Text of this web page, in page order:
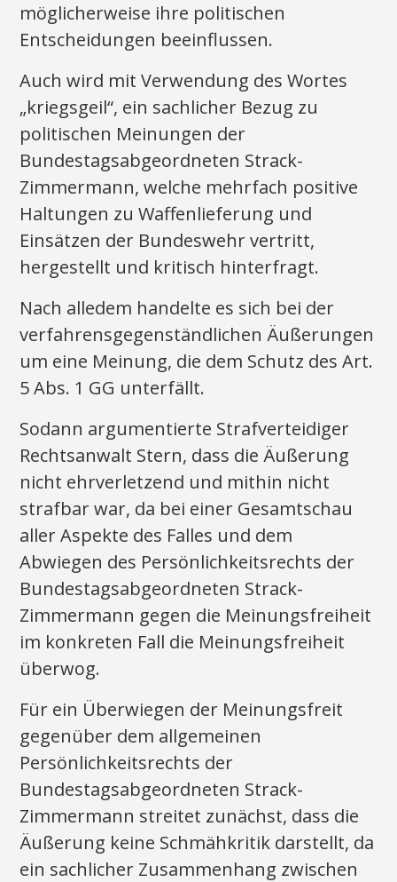
möglicherweise ihre politischen
Entscheidungen beeinflussen.
Auch wird mit Verwendung des Wortes
„kriegsgeil“, ein sachlicher Bezug zu
politischen Meinungen der
Bundestagsabgeordneten Strack-
Zimmermann, welche mehrfach positive
Haltungen zu Waffenlieferung und
Einsätzen der Bundeswehr vertritt,
hergestellt und kritisch hinterfragt.
Nach alledem handelte es sich bei der
verfahrensgegenständlichen Äußerungen
um eine Meinung, die dem Schutz des Art.
5 Abs. 1 GG unterfällt.
Sodann argumentierte Strafverteidiger
Rechtsanwalt Stern, dass die Äußerung
nicht ehrverletzend und mithin nicht
strafbar war, da bei einer Gesamtschau
aller Aspekte des Falles und dem
Abwiegen des Persönlichkeitsrechts der
Bundestagsabgeordneten Strack-
Zimmermann gegen die Meinungsfreiheit
im konkreten Fall die Meinungsfreiheit
überwog.
Für ein Überwiegen der Meinungsfreit
gegenüber dem allgemeinen
Persönlichkeitsrechts der
Bundestagsabgeordneten Strack-
Zimmermann streitet zunächst, dass die
Äußerung keine Schmähkritik darstellt, da
ein sachlicher Zusammenhang zwischen